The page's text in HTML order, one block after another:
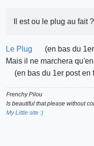
Il est ou le plug au fait ?
Le Plug
(en bas du
Mais il ne marchera
(en bas du 1er post en
Frenchy Pilou
Is beautiful that please without
My Little site :)